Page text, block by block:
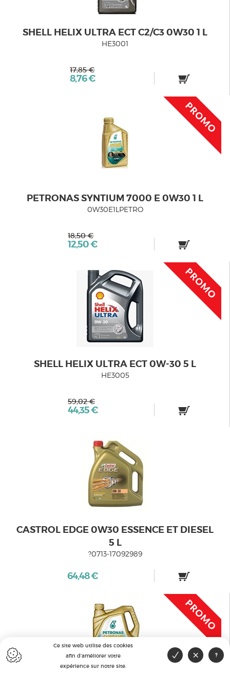
SHELL HELIX ULTRA ECT C2/C3 0W30 1 L
HE3001
17,85 €
8,76 €
PETRONAS SYNTIUM 7000 E 0W30 1 L
0W30E1LPETRO
18,50 €
12,50 €
SHELL HELIX ULTRA ECT 0W-30 5 L
HE3005
59,02 €
44,35 €
CASTROL EDGE 0W30 ESSENCE ET DIESEL
5 L
?0713-17092989
64,48 €
Ce site web utilise des cookies
afin d'améliorer votre
expérience sur notre site.